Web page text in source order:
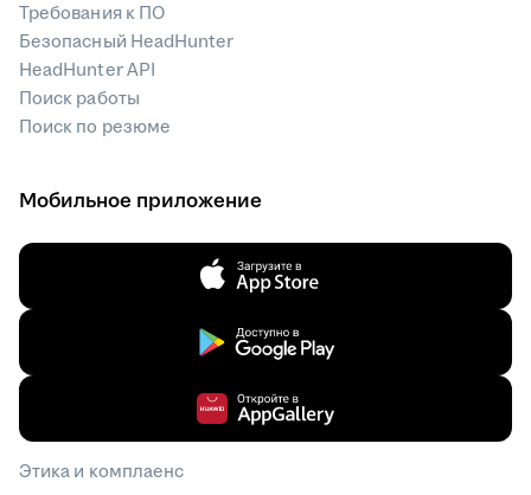
Требования к ПО
Безопасный HeadHunter
HeadHunter API
Поиск работы
Поиск по резюме
Мобильное приложение
Этика и комплаенс